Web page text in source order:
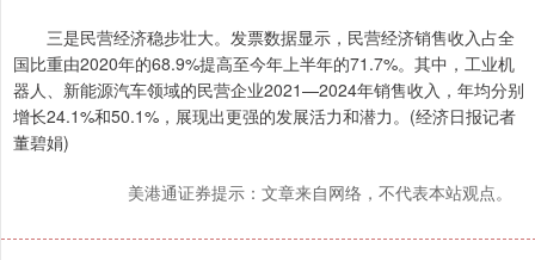
三是民营经济稳步壮大。发票数据显示，民营经济销售收入占全
国比重由2020年的68.9%提高至今年上半年的71.7%。其中，工业机
器人、新能源汽车领域的民营企业2021—2024年销售收入，年均分别
增长24.1%和50.1%，展现出更强的发展活力和潜力。(经济日报记者
董碧娟)
美港通证券提示：文章来自网络，不代表本站观点。